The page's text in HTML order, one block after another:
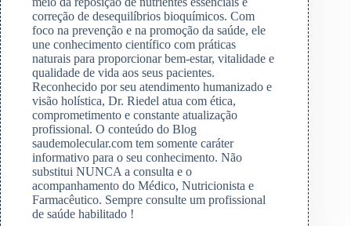
correção de desequilíbrios bioquímicos. Com
foco na prevenção e na promoção da saúde, ele
une conhecimento científico com práticas
naturais para proporcionar bem-estar, vitalidade e
qualidade de vida aos seus pacientes.
Reconhecido por seu atendimento humanizado e
visão holística, Dr. Riedel atua com ética,
comprometimento e constante atualização
profissional. O conteúdo do Blog
saudemolecular.com tem somente caráter
informativo para o seu conhecimento. Não
substitui NUNCA a consulta e o
acompanhamento do Médico, Nutricionista e
Farmacêutico. Sempre consulte um profissional
de saúde habilitado !